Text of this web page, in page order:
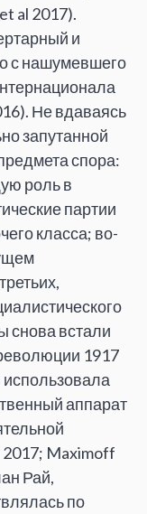
al 2017).
и
с нашумевшего
Не вдаваясь
запутанной
спора:
роль в
партии
класса; во-
снова встали
1917
использовала
аппарат
2017; Maximoff
Рай,
по